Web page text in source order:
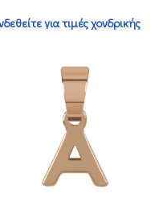
για τιμές χονδρικής